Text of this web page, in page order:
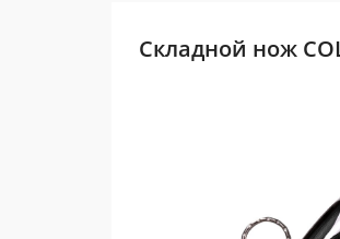
Складной нож